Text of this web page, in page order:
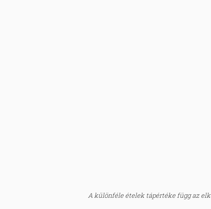
A különféle ételek tápértéke függ az